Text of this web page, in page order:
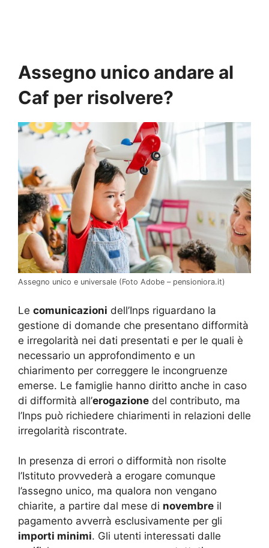
Assegno unico andare al
Caf per risolvere?
Assegno unico e universale (Foto Adobe – pensioniora.it)
Le comunicazioni dell’Inps riguardano la
gestione di domande che presentano difformità
e irregolarità nei dati presentati e per le quali è
necessario un approfondimento e un
chiarimento per correggere le incongruenze
emerse. Le famiglie hanno diritto anche in caso
di difformità all’erogazione del contributo, ma
l’Inps può richiedere chiarimenti in relazioni delle
irregolarità riscontrate.
In presenza di errori o difformità non risolte
l’Istituto provvederà a erogare comunque
l’assegno unico, ma qualora non vengano
chiarite, a partire dal mese di novembre il
pagamento avverrà esclusivamente per gli
importi minimi. Gli utenti interessati dalle